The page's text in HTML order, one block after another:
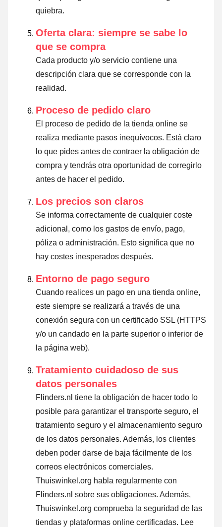
quiebra.
Oferta clara: siempre se sabe lo
que se compra
Cada producto y/o servicio contiene una
descripción clara que se corresponde con la
realidad.
Proceso de pedido claro
El proceso de pedido de la tienda online se
realiza mediante pasos inequívocos. Está claro
lo que pides antes de contraer la obligación de
compra y tendrás otra oportunidad de corregirlo
antes de hacer el pedido.
Los precios son claros
Se informa correctamente de cualquier coste
adicional, como los gastos de envío, pago,
póliza o administración. Esto significa que no
hay costes inesperados después.
Entorno de pago seguro
Cuando realices un pago en una tienda online,
este siempre se realizará a través de una
conexión segura con un certificado SSL (HTTPS
y/o un candado en la parte superior o inferior de
la página web).
Tratamiento cuidadoso de sus
datos personales
Flinders.nl tiene la obligación de hacer todo lo
posible para garantizar el transporte seguro, el
tratamiento seguro y el almacenamiento seguro
de los datos personales. Además, los clientes
deben poder darse de baja fácilmente de los
correos electrónicos comerciales.
Thuiswinkel.org habla regularmente con
Flinders.nl sobre sus obligaciones. Además,
Thuiswinkel.org comprueba la seguridad de las
tiendas y plataformas online certificadas. Lee